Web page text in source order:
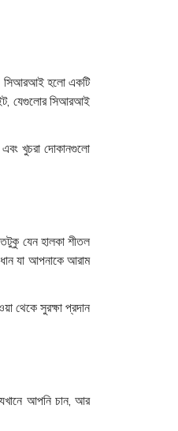
সিআরআই হলো একটি
যেগুলোর সিআরআই
এবং খুচরা দোকানগুলো
যেন হালকা শীতল
যা আপনাকে আরাম
থেকে সুরক্ষা প্রদান
আপনি চান, আর